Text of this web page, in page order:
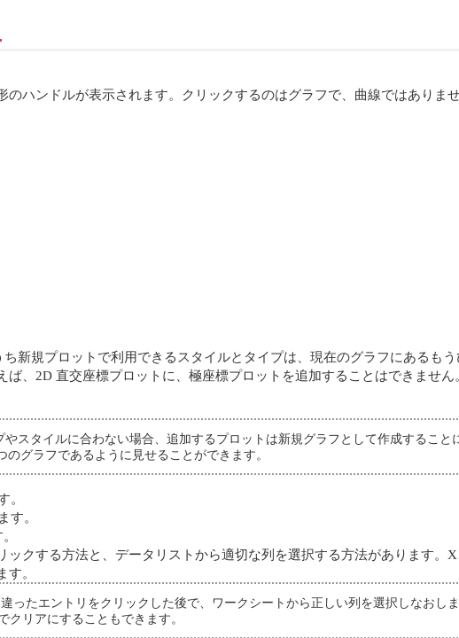
ハンドルが表示されます。クリックするのはグラフで、曲線ではありま
新規プロットで利用できるスタイルとタイプは、現在のグラフにあるもう
、2D 直交座標プロットに、極座標プロットを追加することはできません
スタイルに合わない場合、追加するプロットは新規グラフとして作成すること
グラフであるように見せることができます。
。
す。
クする方法と、データリストから適切な列を選択する方法があります。
。
ったエントリをクリックした後で、ワークシートから正しい列を選択しなおしま
リアにすることもできます。